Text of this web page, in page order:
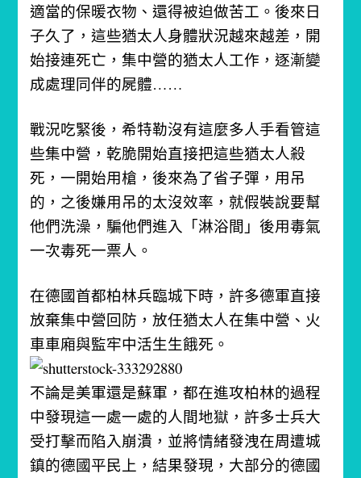
適當的保暖衣物、還得被迫做苦工。後來日
子久了，這些猶太人身體狀況越來越差，開
始接連死亡，集中營的猶太人工作，逐漸變
成處理同伴的屍體……
戰況吃緊後，希特勒沒有這麼多人手看管這
些集中營，乾脆開始直接把這些猶太人殺
死，一開始用槍，後來為了省子彈，用吊
的，之後嫌用吊的太沒效率，就假裝說要幫
他們洗澡，騙他們進入「淋浴間」後用毒氣
一次毒死一票人。
在德國首都柏林兵臨城下時，許多德軍直接
放棄集中營回防，放任猶太人在集中營、火
車車廂與監牢中活生生餓死。
不論是美軍還是蘇軍，都在進攻柏林的過程
中發現這一處一處的人間地獄，許多士兵大
受打擊而陷入崩潰，並將情緒發洩在周遭城
鎮的德國平民上，結果發現，大部分的德國